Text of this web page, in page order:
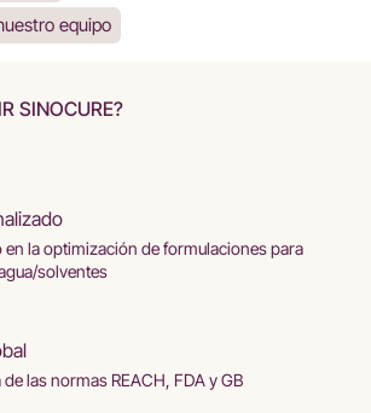
equipo
SINOCURE?
la optimización de formulaciones para
solventes
las normas REACH, FDA y GB